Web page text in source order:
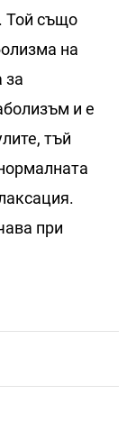
Той също
на
за
и е
тъй
при